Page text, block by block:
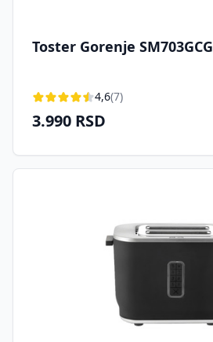
Toster Gorenje SM703GCG
4,6(7)
3.990 RSD